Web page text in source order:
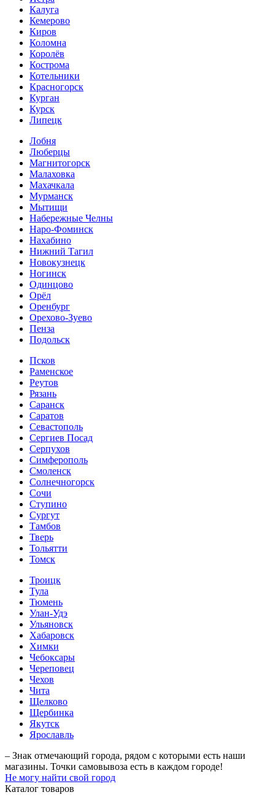
Калуга
Кемерово
Киров
Коломна
Королёв
Кострома
Котельники
Красногорск
Курган
Курск
Липецк
Лобня
Люберцы
Магнитогорск
Малаховка
Махачкала
Мурманск
Мытищи
Набережные Челны
Наро-Фоминск
Нахабино
Нижний Тагил
Новокузнецк
Ногинск
Одинцово
Орёл
Оренбург
Орехово-Зуево
Пенза
Подольск
Псков
Раменское
Реутов
Рязань
Саранск
Саратов
Севастополь
Сергиев Посад
Серпухов
Симферополь
Смоленск
Солнечногорск
Сочи
Ступино
Сургут
Тамбов
Тверь
Тольятти
Томск
Троицк
Тула
Тюмень
Улан-Удэ
Ульяновск
Хабаровск
Химки
Чебоксары
Череповец
Чехов
Чита
Щелково
Щербинка
Якутск
Ярославль
– Знак отмечающий города, рядом с которыми есть наши
магазины. Точки самовывоза есть в каждом городе!
Не могу найти свой город
Каталог товаров